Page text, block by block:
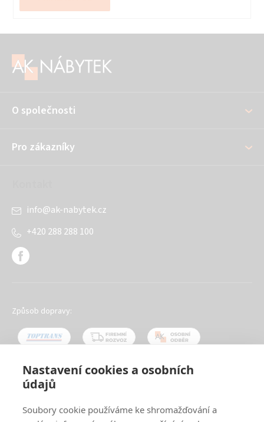
Nastavení cookies a osobních
údajů
Soubory cookie používáme ke shromažďování a
O společnosti
Pro zákazníky
info@ak-nabytek.cz
+420 288 288 100
Způsob dopravy: